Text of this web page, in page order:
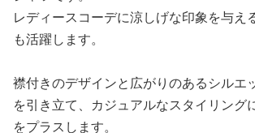
レディースコーデに涼しげな印象を与え
も活躍します。
襟付きのデザインと広がりのあるシルエ
を引き立て、カジュアルなスタイリング
をプラスします。